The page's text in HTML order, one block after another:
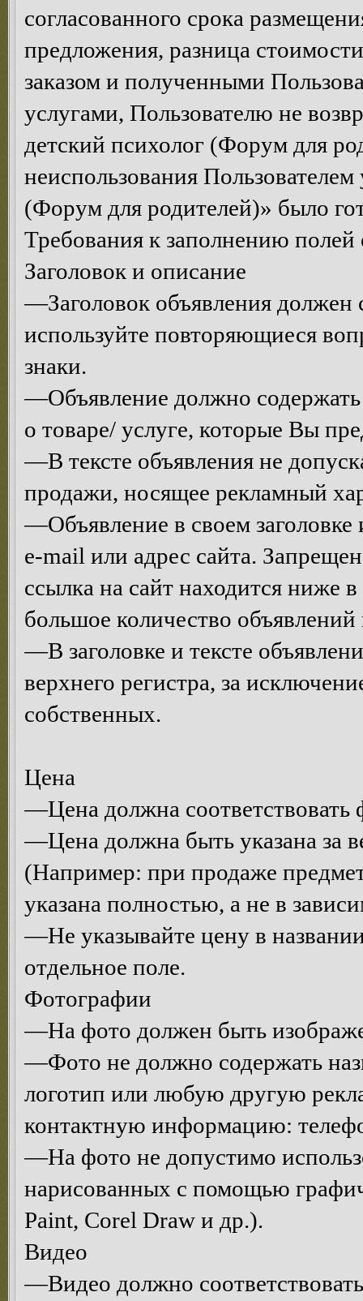
согласованного срока
предложения, разница
заказом и полученными
услугами, Пользователю не
детский психолог (Форум для
неиспользования
(Форум для родителей)» было
Требования к заполнению полей
Заголовок и описание
—Заголовок объявления должен
используйте повторяющиеся
знаки.
—Объявление должно
о товаре/ услуге, которые Вы
—В тексте объявления не
продажи, носящее рекламный
—Объявление в своем заголовке
e-mail или адрес сайта.
ссылка на сайт находится ниже
большое количество
—В заголовке и тексте
верхнего регистра, за
собственных.
Цена
—Цена должна соответствовать
—Цена должна быть указана за
(Например: при продаже
указана полностью, а не в
—Не указывайте цену в
отдельное поле.
Фотографии
—На фото должен быть
—Фото не должно содержать
логотип или любую другую
контактную информацию:
—На фото не допустимо
нарисованных с помощью
Paint, Corel Draw и др.).
Видео
—Видео должно